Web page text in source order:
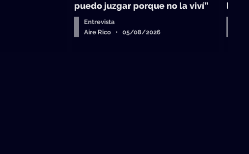
puedo juzgar porque no la viví”
Entrevista
Aire Rico • 05/08/2026